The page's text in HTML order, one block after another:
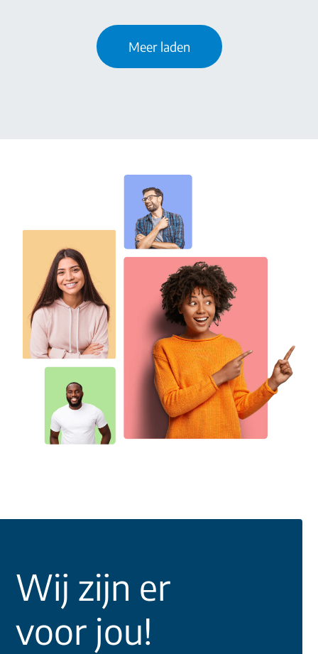
Meer laden
Wij zijn er
voor jou!